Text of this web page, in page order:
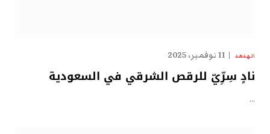
الهدهد 11 نوفمبر، 2025
نادٍ سِرِّيّ للرقص الشرقي في السعودية
…